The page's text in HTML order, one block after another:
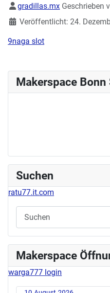
Details
gradillas.mx Geschrieben
Veröffentlicht: 24.
9naga slot
Makerspace Bonn
Suchen
ratu77.it.com
Makerspace
warga777 login